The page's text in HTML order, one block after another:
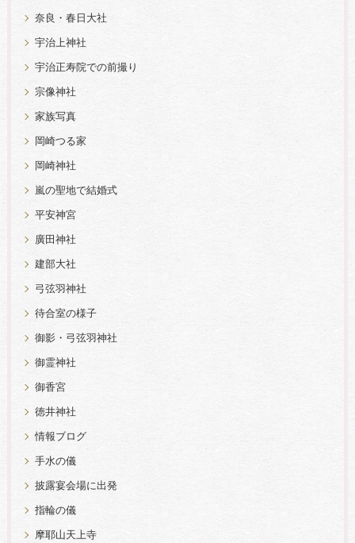
奈良・春日大社
宇治上神社
宇治正寿院での前撮り
宗像神社
家族写真
岡崎つる家
岡崎神社
嵐の聖地で結婚式
平安神宮
廣田神社
建部大社
弓弦羽神社
待合室の様子
御影・弓弦羽神社
御霊神社
御香宮
徳井神社
情報ブログ
手水の儀
披露宴会場に出発
指輪の儀
摩耶山天上寺